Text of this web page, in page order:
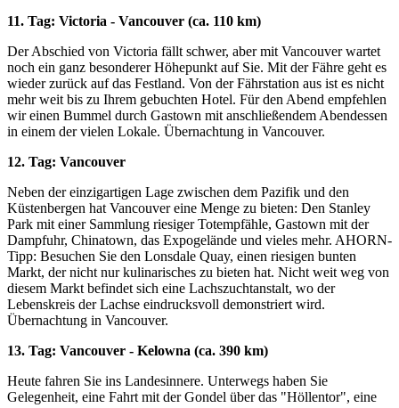
11. Tag: Victoria - Vancouver (ca. 110 km)
Der Abschied von Victoria fällt schwer, aber mit Vancouver wartet
noch ein ganz besonderer Höhepunkt auf Sie. Mit der Fähre geht es
wieder zurück auf das Festland. Von der Fährstation aus ist es nicht
mehr weit bis zu Ihrem gebuchten Hotel. Für den Abend empfehlen
wir einen Bummel durch Gastown mit anschließendem Abendessen
in einem der vielen Lokale. Übernachtung in Vancouver.
12. Tag: Vancouver
Neben der einzigartigen Lage zwischen dem Pazifik und den
Küstenbergen hat Vancouver eine Menge zu bieten: Den Stanley
Park mit einer Sammlung riesiger Totempfähle, Gastown mit der
Dampfuhr, Chinatown, das Expogelände und vieles mehr. AHORN-
Tipp: Besuchen Sie den Lonsdale Quay, einen riesigen bunten
Markt, der nicht nur kulinarisches zu bieten hat. Nicht weit weg von
diesem Markt befindet sich eine Lachszuchtanstalt, wo der
Lebenskreis der Lachse eindrucksvoll demonstriert wird.
Übernachtung in Vancouver.
13. Tag: Vancouver - Kelowna (ca. 390 km)
Heute fahren Sie ins Landesinnere. Unterwegs haben Sie
Gelegenheit, eine Fahrt mit der Gondel über das "Höllentor", eine